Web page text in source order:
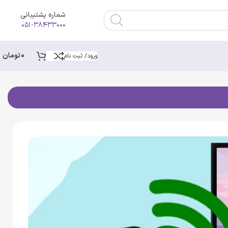
شماره پشتیبانی
۰۵۱-۳۸۴۳۳۰۰۰
ورود/ ثبت نام 0تومان